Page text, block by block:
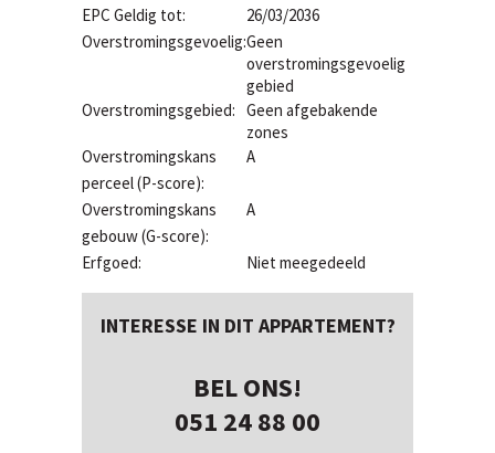
EPC Geldig tot:
26/03/2036
Overstromingsgevoelig:Geen
overstromingsgevoelig
gebied
Overstromingsgebied: Geen afgebakende
zones
Overstromingskans
perceel (P-score):
A
Overstromingskans
gebouw (G-score):
A
Erfgoed: Niet meegedeeld
INTERESSE IN DIT APPARTEMENT?
BEL ONS!
051 24 88 00